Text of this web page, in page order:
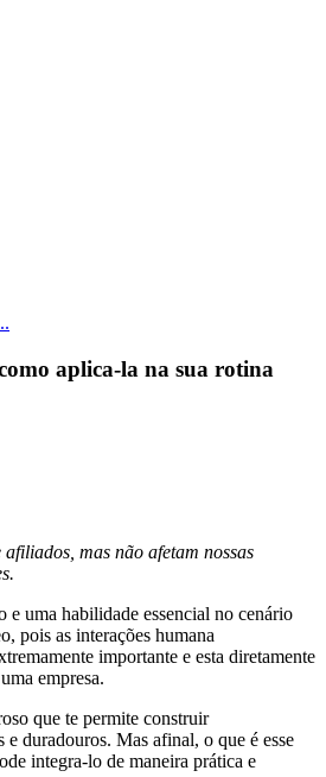
aplica-la na sua rotina
mas não afetam nossas
e uma habilidade essencial no cenário
pois as interações humana
importante e esta diretamente
empresa.
que te permite construir
e duradouros. Mas afinal, o que é esse
integra-lo de maneira prática e